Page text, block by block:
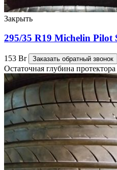
Закрыть
295/35 R19 Michelin
153 Br Заказать обратный звонок
Остаточная глубина